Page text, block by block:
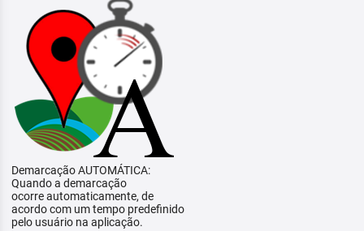
Demarcação AUTOMÁTICA:
Quando a demarcação
ocorre automaticamente, de
acordo com um tempo predefinido
pelo usuário na aplicação.